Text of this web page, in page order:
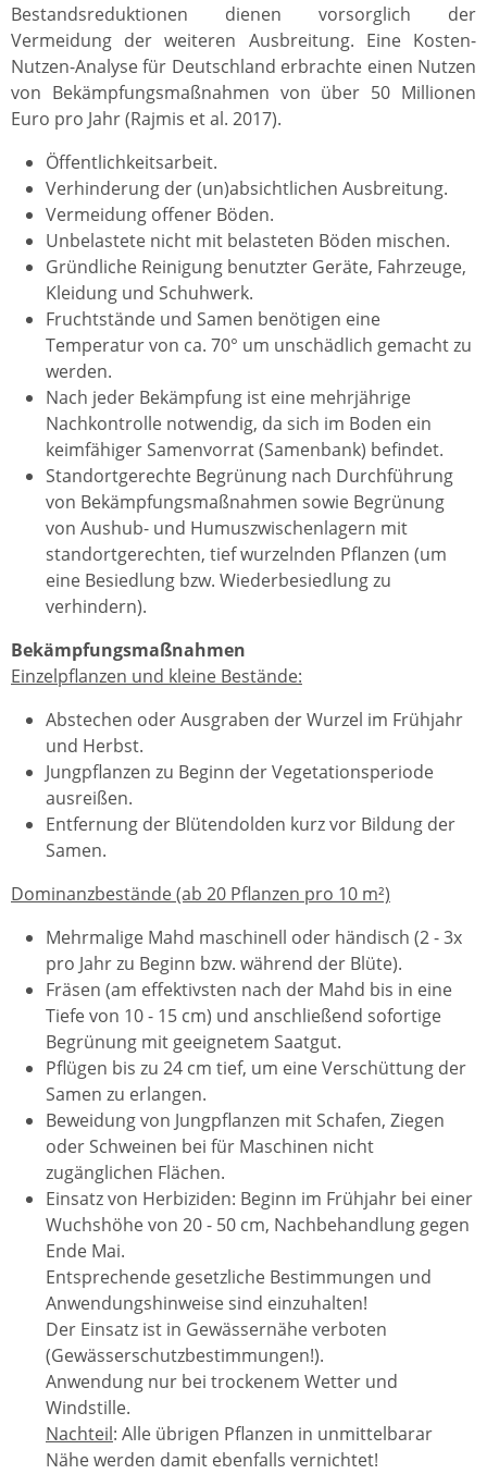
Bestandsreduktionen dienen vorsorglich der
Vermeidung der weiteren Ausbreitung. Eine Kosten-
Nutzen-Analyse für Deutschland erbrachte einen Nutzen
von Bekämpfungsmaßnahmen von über 50 Millionen
Euro pro Jahr (Rajmis et al. 2017).
Öffentlichkeitsarbeit.
Verhinderung der (un)absichtlichen Ausbreitung.
Vermeidung offener Böden.
Unbelastete nicht mit belasteten Böden mischen.
Gründliche Reinigung benutzter Geräte, Fahrzeuge,
Kleidung und Schuhwerk.
Fruchtstände und Samen benötigen eine
Temperatur von ca. 70° um unschädlich gemacht zu
werden.
Nach jeder Bekämpfung ist eine mehrjährige
Nachkontrolle notwendig, da sich im Boden ein
keimfähiger Samenvorrat (Samenbank) befindet.
Standortgerechte Begrünung nach Durchführung
von Bekämpfungsmaßnahmen sowie Begrünung
von Aushub- und Humuszwischenlagern mit
standortgerechten, tief wurzelnden Pflanzen (um
eine Besiedlung bzw. Wiederbesiedlung zu
verhindern).
Bekämpfungsmaßnahmen
Einzelpflanzen und kleine Bestände:
Abstechen oder Ausgraben der Wurzel im Frühjahr
und Herbst.
Jungpflanzen zu Beginn der Vegetationsperiode
ausreißen.
Entfernung der Blütendolden kurz vor Bildung der
Samen.
Dominanzbestände (ab 20 Pflanzen pro 10 m²)
Mehrmalige Mahd maschinell oder händisch (2 - 3x
pro Jahr zu Beginn bzw. während der Blüte).
Fräsen (am effektivsten nach der Mahd bis in eine
Tiefe von 10 - 15 cm) und anschließend sofortige
Begrünung mit geeignetem Saatgut.
Pflügen bis zu 24 cm tief, um eine Verschüttung der
Samen zu erlangen.
Beweidung von Jungpflanzen mit Schafen, Ziegen
oder Schweinen bei für Maschinen nicht
zugänglichen Flächen.
Einsatz von Herbiziden: Beginn im Frühjahr bei einer
Wuchshöhe von 20 - 50 cm, Nachbehandlung gegen
Ende Mai.
Entsprechende gesetzliche Bestimmungen und
Anwendungshinweise sind einzuhalten!
Der Einsatz ist in Gewässernähe verboten
(Gewässerschutz­bestimmungen!).
Anwendung nur bei trockenem Wetter und
Windstille.
Nachteil: Alle übrigen Pflanzen in unmittelbarar
Nähe werden damit ebenfalls vernichtet!